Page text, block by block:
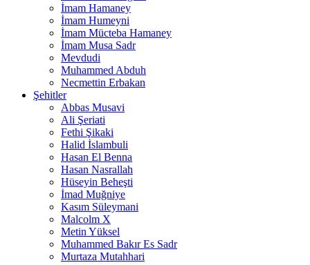
İmam Hamaney
İmam Humeyni
İmam Mücteba Hamaney
İmam Musa Sadr
Mevdudi
Muhammed Abduh
Necmettin Erbakan
Şehitler
Abbas Musavi
Ali Şeriati
Fethi Şikaki
Halid İslambuli
Hasan El Benna
Hasan Nasrallah
Hüseyin Beheşti
İmad Muğniye
Kasım Süleymani
Malcolm X
Metin Yüksel
Muhammed Bakır Es Sadr
Murtaza Mutahhari